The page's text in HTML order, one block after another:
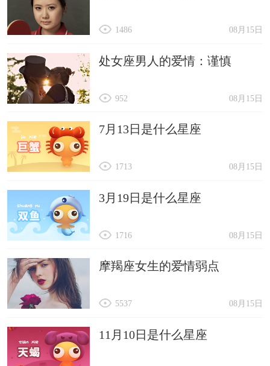
08月15日
1486
处女座男人的爱情：谨慎
08月15日
952
7月13日是什么星座
08月15日
1713
3月19日是什么星座
08月15日
1716
摩羯座女生的爱情弱点
08月15日
5537
11月10日是什么星座